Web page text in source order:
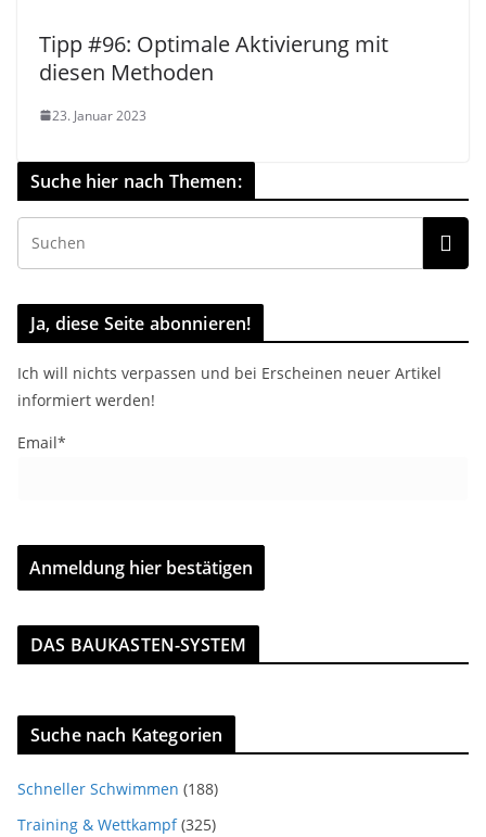
Tipp #96: Optimale Aktivierung mit
diesen Methoden
23. Januar 2023
Suche hier nach Themen:
Ja, diese Seite abonnieren!
Ich will nichts verpassen und bei Erscheinen neuer Artikel
informiert werden!
Email*
DAS BAUKASTEN-SYSTEM
Suche nach Kategorien
Schneller Schwimmen (188)
Training & Wettkampf(325)